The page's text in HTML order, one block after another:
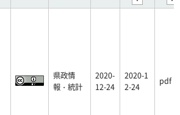
県政情
報・統計
2020-
12-24
2020-1
2-24
pdf